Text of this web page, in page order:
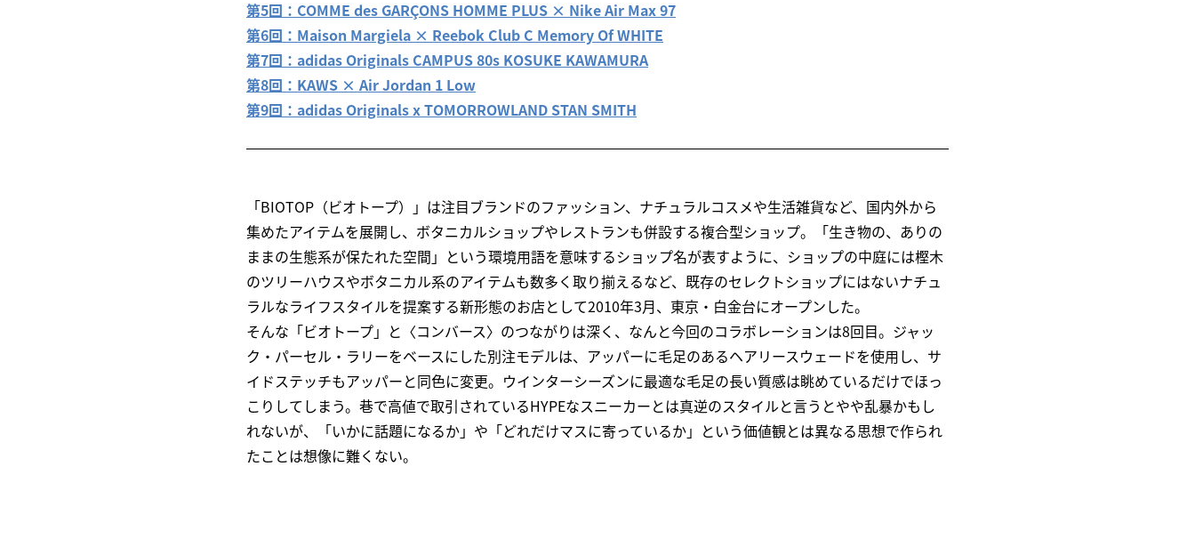
第5回：COMME des GARÇONS HOMME PLUS × Nike Air Max 97
第6回：Maison Margiela × Reebok Club C Memory Of WHITE
第7回：adidas Originals CAMPUS 80s KOSUKE KAWAMURA
第8回：KAWS × Air Jordan 1 Low
第9回：adidas Originals x TOMORROWLAND STAN SMITH
「BIOTOP（ビオトープ）」は注目ブランドのファッション、ナチュラルコスメや生活雑貨など、国内外から
集めたアイテムを展開し、ボタニカルショップやレストランも併設する複合型ショップ。「生き物の、ありの
ままの生態系が保たれた空間」という環境用語を意味するショップ名が表すように、ショップの中庭には樫木
のツリーハウスやボタニカル系のアイテムも数多く取り揃えるなど、既存のセレクトショップにはないナチュ
ラルなライフスタイルを提案する新形態のお店として2010年3月、東京・白金台にオープンした。
そんな「ビオトープ」と〈コンバース〉のつながりは深く、なんと今回のコラボレーションは8回目。ジャッ
ク・パーセル・ラリーをベースにした別注モデルは、アッパーに毛足のあるヘアリースウェードを使用し、サ
イドステッチもアッパーと同色に変更。ウインターシーズンに最適な毛足の長い質感は眺めているだけでほっ
こりしてしまう。巷で高値で取引されているHYPEなスニーカーとは真逆のスタイルと言うとやや乱暴かもし
れないが、「いかに話題になるか」や「どれだけマスに寄っているか」という価値観とは異なる思想で作られ
たことは想像に難くない。